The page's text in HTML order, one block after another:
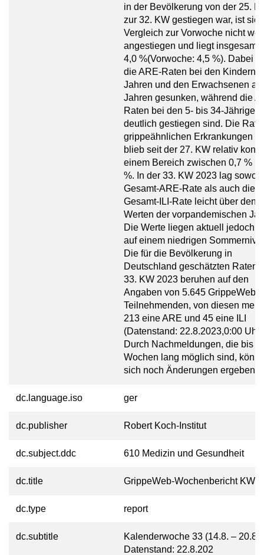
in der Bevölkerung von der 25.
zur 32. KW gestiegen war, ist sie
Vergleich zur Vorwoche nicht
angestiegen und liegt insgesamt
4,0 %(Vorwoche: 4,5 %). Dabei
die ARE-Raten bei den Kindern
Jahren und den Erwachsenen ab
Jahren gesunken, während die
Raten bei den 5- bis 34-Jährigen
deutlich gestiegen sind. Die Rate
grippeähnlichen Erkrankungen
blieb seit der 27. KW relativ
einem Bereich zwischen 0,7 %
%. In der 33. KW 2023 lag
Gesamt-ARE-Rate als auch die
Gesamt-ILI-Rate leicht über den
Werten der vorpandemischen
Die Werte liegen aktuell jedoch
auf einem niedrigen
Die für die Bevölkerung in
Deutschland geschätzten Raten
33. KW 2023 beruhen auf den
Angaben von 5.645 GrippeWeb-
Teilnehmenden, von diesen
213 eine ARE und 45 eine ILI
(Datenstand: 22.8.2023,0:00
Durch Nachmeldungen, die bis
Wochen lang möglich sind,
sich noch Änderungen ergeben.
dc.language.iso ger
dc.publisher Robert Koch-Institut
dc.subject.ddc 610 Medizin und Gesundheit
dc.title GrippeWeb-Wochenbericht KW
dc.type report
dc.subtitle
Kalenderwoche 33 (14.8. –
Datenstand: 22.8.202